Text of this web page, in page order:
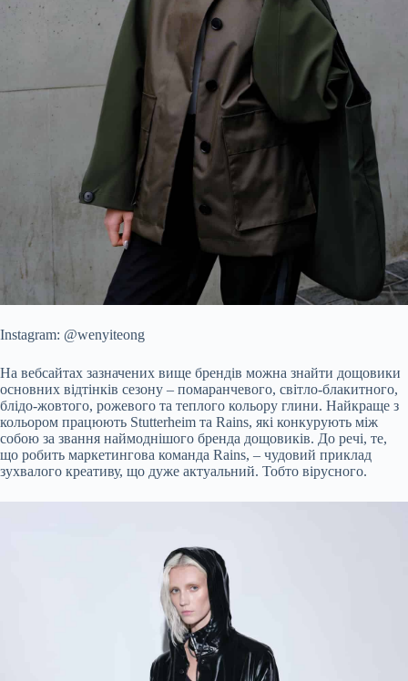
Instagram: @wenyiteong
На вебсайтах зазначених вище брендів можна знайти дощовики
основних відтінків сезону – помаранчевого, світло-блакитного,
блідо-жовтого, рожевого та теплого кольору глини. Найкраще з
кольором працюють Stutterheim та Rains, які конкурують між
собою за звання наймоднішого бренда дощовиків. До речі, те,
що робить маркетингова команда Rains, – чудовий приклад
зухвалого креативу, що дуже актуальний. Тобто вірусного.